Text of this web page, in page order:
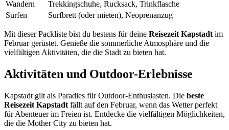
Wandern
Trekkingschuhe, Rucksack, Trinkflasche
Surfen
Surfbrett (oder mieten), Neoprenanzug
Mit dieser Packliste bist du bestens für deine Reisezeit Kapstadt im
Februar gerüstet. Genieße die sommerliche Atmosphäre und die
vielfältigen Aktivitäten, die die Stadt zu bieten hat.
Aktivitäten und Outdoor-Erlebnisse
Kapstadt gilt als Paradies für Outdoor-Enthusiasten. Die beste
Reisezeit Kapstadt fällt auf den Februar, wenn das Wetter perfekt
für Abenteuer im Freien ist. Entdecke die vielfältigen Möglichkeiten,
die die Mother City zu bieten hat.